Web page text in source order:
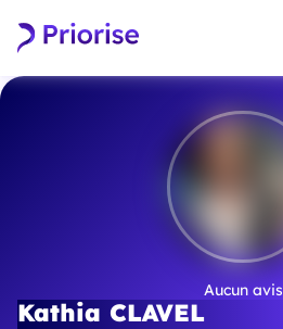
Aucun avis
Kathia CLAVEL